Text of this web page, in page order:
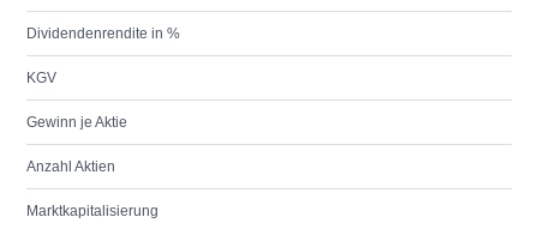
Dividendenrendite in %
KGV
Gewinn je Aktie
Anzahl Aktien
Marktkapitalisierung